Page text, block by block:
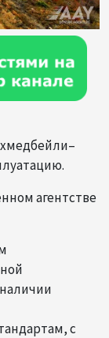
агентстве
с